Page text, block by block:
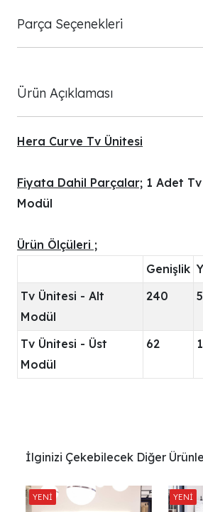
Parça Seçenekleri
Ürün Açıklaması
Hera Curve Tv Ünitesi
Fiyata Dahil Parçalar; 1 Adet
Modül
Ürün Ölçüleri ;
Genişlik
Tv Ünitesi - Alt
Modül
240
Tv Ünitesi - Üst
Modül
62
İlginizi Çekebilecek Diğer